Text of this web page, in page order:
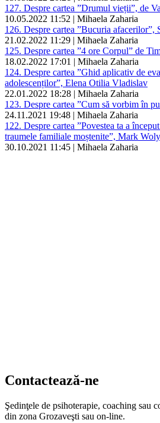
127. Despre cartea ”Drumul vieții”, de
10.05.2022 11:52 | Mihaela Zaharia
126. Despre cartea ”Bucuria afacerilor”,
21.02.2022 11:29 | Mihaela Zaharia
125. Despre cartea ”4 ore Corpul” de
18.02.2022 17:01 | Mihaela Zaharia
124. Despre cartea ”Ghid aplicativ de
adolescenților”, Elena Otilia Vladislav
22.01.2022 18:28 | Mihaela Zaharia
123. Despre cartea ”Cum să vorbim în
24.11.2021 19:48 | Mihaela Zaharia
122. Despre cartea ”Povestea ta a
traumele familiale moștenite”, Mark
30.10.2021 11:45 | Mihaela Zaharia
Contactează-ne
Şedinţele de psihoterapie, coaching sau
din zona Grozaveşti sau on-line.